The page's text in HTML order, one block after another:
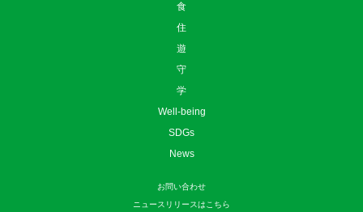
食
住
遊
守
学
Well-being
SDGs
News
お問い合わせ
ニュースリリースはこちら